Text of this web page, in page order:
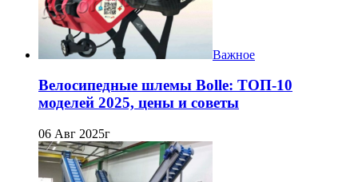
Важное
Велосипедные шлемы Bolle: ТОП-10
моделей 2025, цены и советы
06 Авг 2025г